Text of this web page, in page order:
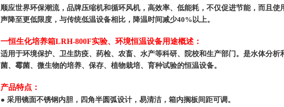
顺应世界环保潮流，品牌压缩机和循环风机，高效率、低能耗，不仅促进节能，而且使
声降至更低限度，与传统低温设备相比，降温时间减少40%以上。
一恒生化培养箱LRH-800F实验、环境恒温设备用途概述：
适用于环境保护、卫生防疫、药检、农畜、水产等科研、院校和生产部门。是水体分析
菌、霉菌、微生物的培养、保存、植物栽培、育种试验的恒温设备。
产品特点：
● 采用镜面不锈钢内胆，四角半圆弧设计，易清洁，箱内搁板间距可调。